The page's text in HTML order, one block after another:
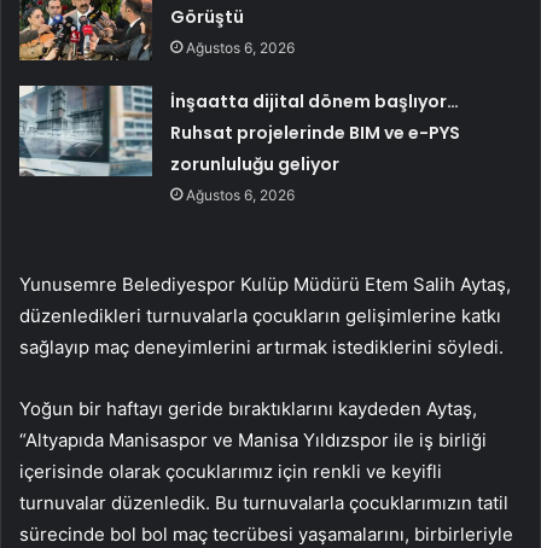
Görüştü
Ağustos 6, 2026
İnşaatta dijital dönem başlıyor…
Ruhsat projelerinde BIM ve e-PYS
zorunluluğu geliyor
Ağustos 6, 2026
Yunusemre Belediyespor Kulüp Müdürü Etem Salih Aytaş,
düzenledikleri turnuvalarla çocukların gelişimlerine katkı
sağlayıp maç deneyimlerini artırmak istediklerini söyledi.
Yoğun bir haftayı geride bıraktıklarını kaydeden Aytaş,
“Altyapıda Manisaspor ve Manisa Yıldızspor ile iş birliği
içerisinde olarak çocuklarımız için renkli ve keyifli
turnuvalar düzenledik. Bu turnuvalarla çocuklarımızın tatil
sürecinde bol bol maç tecrübesi yaşamalarını, birbirleriyle